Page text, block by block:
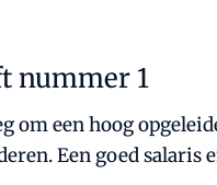
nummer 1
om een hoog
Een goed